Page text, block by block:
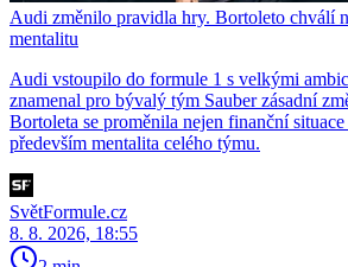
Audi změnilo pravidla hry. Bortoleto chválí
mentalitu
Audi vstoupilo do formule 1 s velkými
znamenal pro bývalý tým Sauber zásadní
Bortoleta se proměnila nejen finanční
především mentalita celého týmu.
SvětFormule.cz
8. 8. 2026, 18:55